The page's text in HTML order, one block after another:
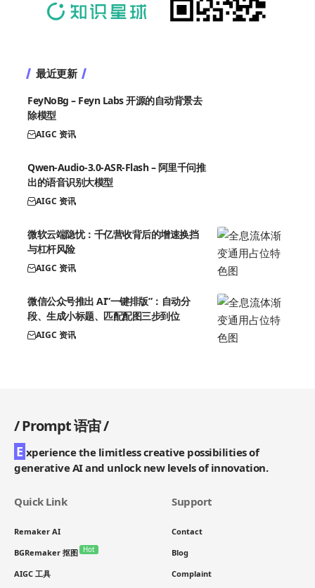
最近更新
FeyNoBg – Feyn Labs 开源的自动背景去
除模型
AIGC 资讯
Qwen-Audio-3.0-ASR-Flash – 阿里千问推
出的语音识别大模型
AIGC 资讯
微软云端隐忧：千亿营收背后的增速换挡
与杠杆风险
AIGC 资讯
微信公众号推出 AI”一键排版”：自动分
段、生成小标题、匹配配图三步到位
AIGC 资讯
/Prompt 语宙/
E xperience the limitless creative possibilities of
generative AI and unlock new levels of innovation.
Quick Link
Remaker AI
BGRemaker 抠图 Hot
AIGC 工具
Support
Contact
Blog
Complaint